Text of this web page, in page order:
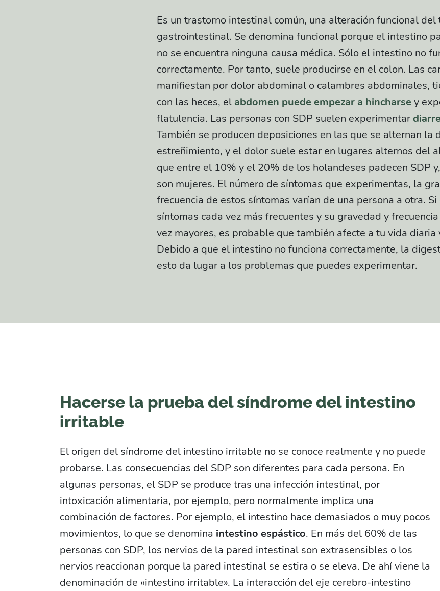
Es un trastorno intestinal común, una alteración funcional del
gastrointestinal. Se denomina funcional porque el intestino
no se encuentra ninguna causa médica. Sólo el intestino no
correctamente. Por tanto, suele producirse en el colon. Las
manifiestan por dolor abdominal o calambres abdominales,
con las heces, el abdomen puede empezar a hincharse y
flatulencia. Las personas con SDP suelen experimentar
También se producen deposiciones en las que se alternan la
estreñimiento, y el dolor suele estar en lugares alternos del
que entre el 10% y el 20% de los holandeses padecen SDP
son mujeres. El número de síntomas que experimentas, la
frecuencia de estos síntomas varían de una persona a otra.
síntomas cada vez más frecuentes y su gravedad y
vez mayores, es probable que también afecte a tu vida diaria
Debido a que el intestino no funciona correctamente, la
esto da lugar a los problemas que puedes experimentar.
Hacerse la prueba del síndrome del intestino
irritable
El origen del síndrome del intestino irritable no se conoce realmente y no puede
probarse. Las consecuencias del SDP son diferentes para cada persona. En
algunas personas, el SDP se produce tras una infección intestinal, por
intoxicación alimentaria, por ejemplo, pero normalmente implica una
combinación de factores. Por ejemplo, el intestino hace demasiados o muy pocos
movimientos, lo que se denomina intestino espástico. En más del 60% de las
personas con SDP, los nervios de la pared intestinal son extrasensibles o los
nervios reaccionan porque la pared intestinal se estira o se eleva. De ahí viene la
denominación de «intestino irritable». La interacción del eje cerebro-intestino